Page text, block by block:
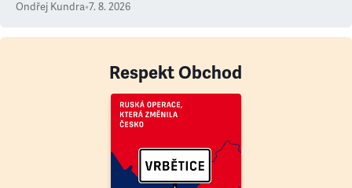
Ondřej Kundra•7. 8. 2026
Respekt Obchod